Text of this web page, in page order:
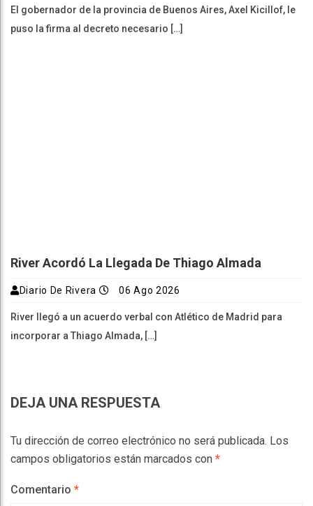
El gobernador de la provincia de Buenos Aires, Axel Kicillof, le
puso la firma al decreto necesario […]
River Acordó La Llegada De Thiago Almada
Diario De Rivera 06 Ago 2026
River llegó a un acuerdo verbal con Atlético de Madrid para
incorporar a Thiago Almada, […]
DEJA UNA RESPUESTA
Tu dirección de correo electrónico no será publicada. Los
campos obligatorios están marcados con *
Comentario *